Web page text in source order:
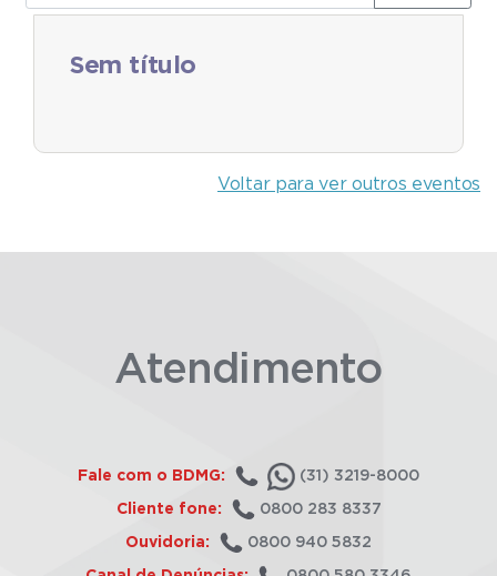
Sem título
Voltar para ver outros eventos
Atendimento
Fale com o BDMG: (31) 3219-8000
Cliente fone: 0800 283 8337
Ouvidoria: 0800 940 5832